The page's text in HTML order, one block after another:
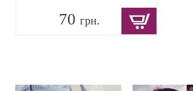
70 грн.